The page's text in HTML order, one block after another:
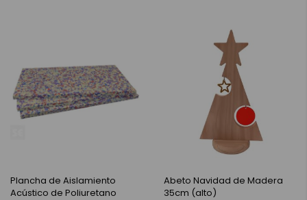
Plancha de Aislamiento
Acústico de Poliuretano
Abeto Navidad de Madera
35cm (alto)